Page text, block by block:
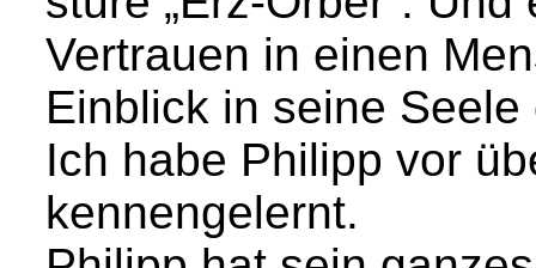
Vertrauen in einen
Einblick in seine Seele
Ich habe Philipp vor
kennengelernt.